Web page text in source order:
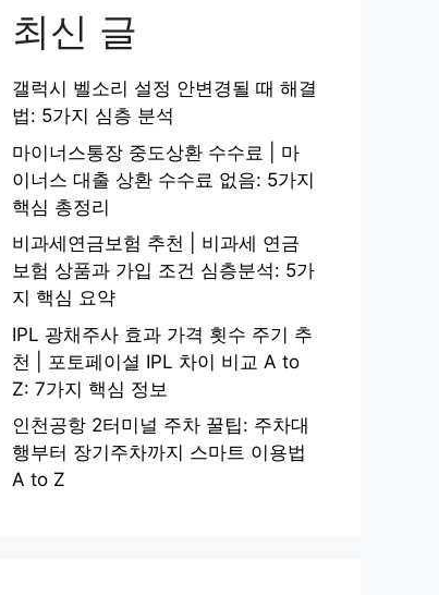
최신 글
갤럭시 벨소리 설정 안변경될 때 해결
법: 5가지 심층 분석
마이너스통장 중도상환 수수료 | 마
이너스 대출 상환 수수료 없음: 5가지
핵심 총정리
비과세연금보험 추천 | 비과세 연금
보험 상품과 가입 조건 심층분석: 5가
지 핵심 요약
IPL 광채주사 효과 가격 횟수 주기 추
천 | 포토페이셜 IPL 차이 비교 A to
Z: 7가지 핵심 정보
인천공항 2터미널 주차 꿀팁: 주차대
행부터 장기주차까지 스마트 이용법
A to Z